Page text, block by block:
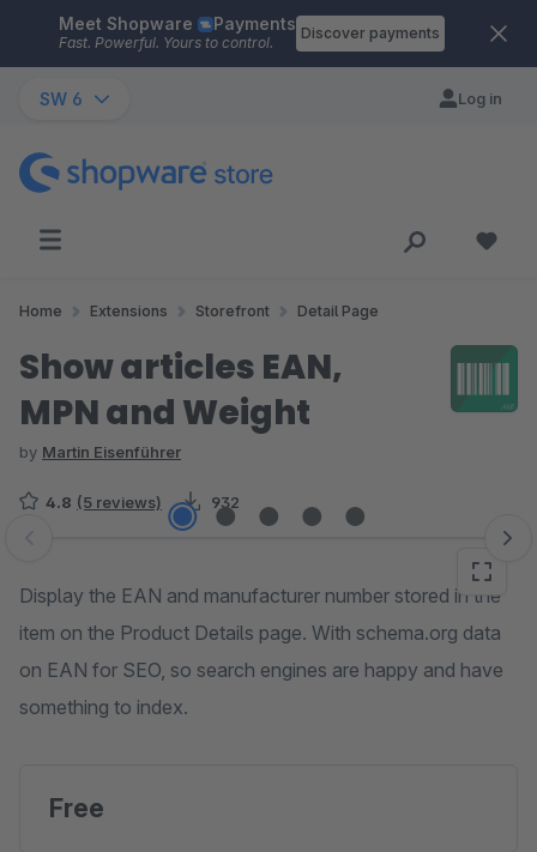
Skip to main content
Meet Shopware Payments
Fast. Powerful. Yours to control.
Discover payments
SW 6 Log in
Home Extensions Storefront Detail Page
Show articles EAN,
MPN and Weight
by Martin Eisenführer
4.8 (5 reviews) 932
Skip image gallery
Display the EAN and manufacturer number stored in the
item on the Product Details page. With schema.org data
on EAN for SEO, so search engines are happy and have
something to index.
Free